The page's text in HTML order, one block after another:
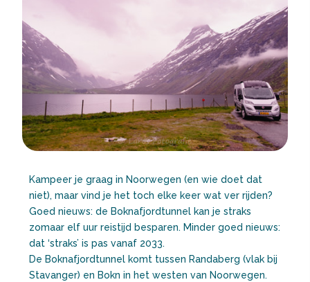
Kampeer je graag in Noorwegen (en wie doet dat
niet), maar vind je het toch elke keer wat ver rijden?
Goed nieuws: de Boknafjordtunnel kan je straks
zomaar elf uur reistijd besparen. Minder goed nieuws:
dat ‘straks’ is pas vanaf 2033.
De Boknafjordtunnel komt tussen Randaberg (vlak bij
Stavanger) en Bokn in het westen van Noorwegen.